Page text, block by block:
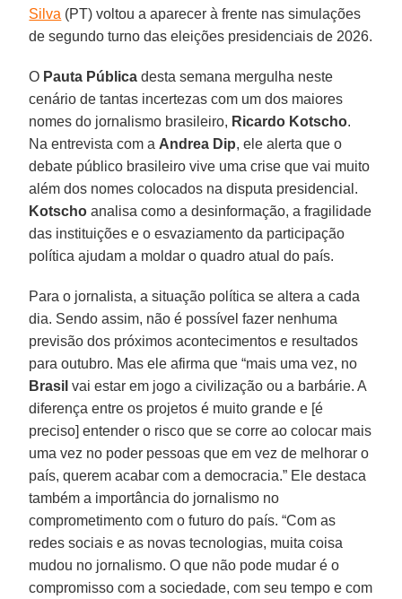
Silva (PT) voltou a aparecer à frente nas simulações
de segundo turno das eleições presidenciais de 2026.
O Pauta Pública desta semana mergulha neste
cenário de tantas incertezas com um dos maiores
nomes do jornalismo brasileiro, Ricardo Kotscho.
Na entrevista com a Andrea Dip, ele alerta que o
debate público brasileiro vive uma crise que vai muito
além dos nomes colocados na disputa presidencial.
Kotscho analisa como a desinformação, a fragilidade
das instituições e o esvaziamento da participação
política ajudam a moldar o quadro atual do país.
Para o jornalista, a situação política se altera a cada
dia. Sendo assim, não é possível fazer nenhuma
previsão dos próximos acontecimentos e resultados
para outubro. Mas ele afirma que “mais uma vez, no
Brasil vai estar em jogo a civilização ou a barbárie. A
diferença entre os projetos é muito grande e [é
preciso] entender o risco que se corre ao colocar mais
uma vez no poder pessoas que em vez de melhorar o
país, querem acabar com a democracia.” Ele destaca
também a importância do jornalismo no
comprometimento com o futuro do país. “Com as
redes sociais e as novas tecnologias, muita coisa
mudou no jornalismo. O que não pode mudar é o
compromisso com a sociedade, com seu tempo e com